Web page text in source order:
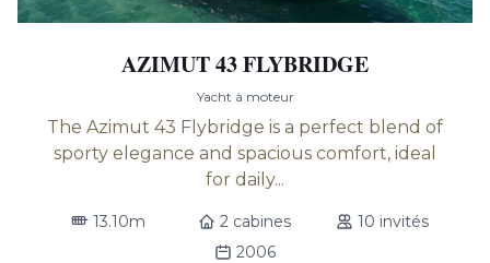
AZIMUT 43 FLYBRIDGE
Yacht à moteur
The Azimut 43 Flybridge is a perfect blend of
sporty elegance and spacious comfort, ideal
for daily...
13.10m 2 cabines
10 invités
2006